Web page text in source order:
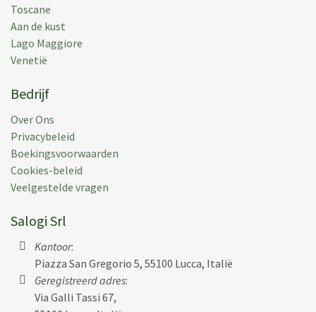
Toscane
Aan de kust
Lago Maggiore
Venetië
Bedrijf
Over Ons
Privacybeleid
Boekingsvoorwaarden
Cookies-beleid
Veelgestelde vragen
Salogi Srl
Kantoor:
Piazza San Gregorio 5, 55100 Lucca, Italië
Geregistreerd adres:
Via Galli Tassi 67,